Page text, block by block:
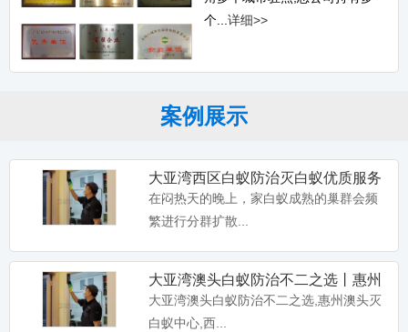
个...详细>>
案例展示
大亚湾西区白蚁防治灭白蚁优质服务
丨惠州西区白蚁防治公司
在闷热天的晚上，家白蚁成熟的巢群会频
繁进行分群扩散...
大亚湾澳头白蚁防治不二之选丨惠州
澳头灭白蚁中心
大亚湾澳头白蚁防治不二之选,惠州澳头灭
白蚁中心,西...